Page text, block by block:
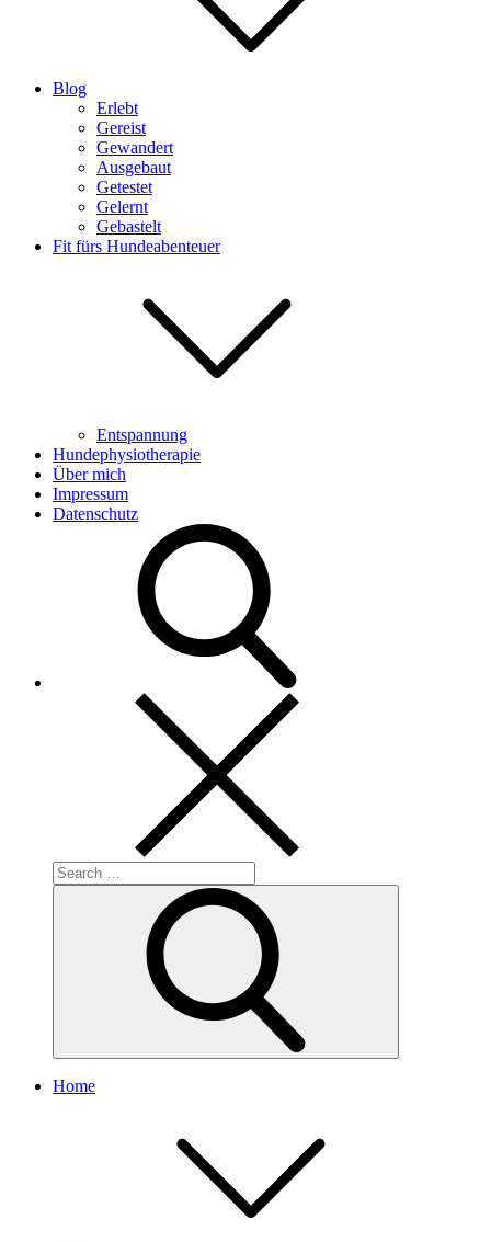
Blog
Erlebt
Gereist
Gewandert
Ausgebaut
Getestet
Gelernt
Gebastelt
Fit fürs Hundeabenteuer
Entspannung
Hundephysiotherapie
Über mich
Impressum
Datenschutz
Search
for:
Home